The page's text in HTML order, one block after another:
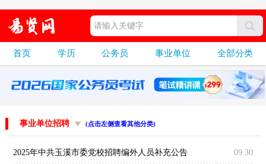
首页 学历 公务员 事业单位 全部分类
事业单位招聘 (点击左侧查看其他分类)
2025年中共玉溪市委党校招聘编外人员补充公告 09.30